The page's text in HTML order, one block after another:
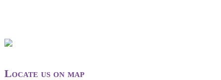
Locate us on map